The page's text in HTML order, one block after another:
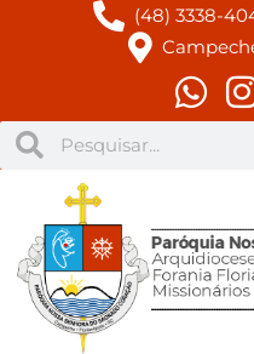
(48) 3338-